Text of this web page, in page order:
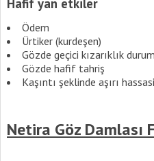
Ödem
Ürtiker (kurdeşen)
Gözde geçici kızarıklık
Gözde hafif tahriş
Kaşıntı şeklinde aşırı
Netira Göz Damlası